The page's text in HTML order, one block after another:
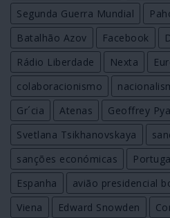
Segunda Guerra Mundial
Batalhão Azov
Facebook
Rádio Liberdade
Nexta
colaboracionismo
Gr´cia
Atenas
Geoffrey
Svetlana Tsikhanovskaya
sanções económicas
Espanha
avião presidencial
Viena
Edward Snowden